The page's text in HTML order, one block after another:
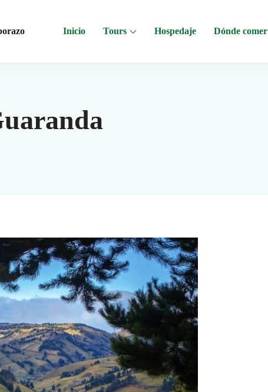
Inicio Tours Hospedaje Dónde comer